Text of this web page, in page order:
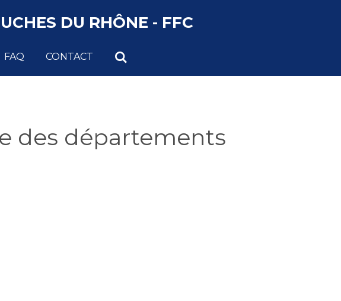
DU RHÔNE - FFC
FAQ CONTACT
des départements